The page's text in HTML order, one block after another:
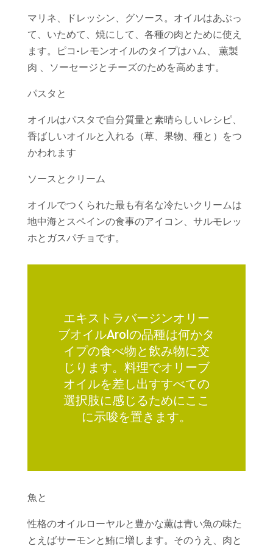
マリネ、ドレッシン、グソース。オイルはあぶっ
て、いためて、焼にして、各種の肉とために使え
ます。ピコ‐レモンオイルのタイプはハム、 薫製
肉 、ソーセージとチーズのためを高めます。
パスタと
オイルはパスタで自分質量と素晴らしいレシピ、
香ばしいオイルと入れる（草、果物、種と）をつ
かわれます
ソースとクリーム
オイルでつくられた最も有名な冷たいクリームは
地中海とスペインの食事のアイコン、サルモレッ
ホとガスパチョです。
エキストラバージンオリー
ブオイルArolの品種は何かタ
イプの食べ物と飲み物に交
じります。料理でオリーブ
オイルを差し出すすべての
選択肢に感じるためにここ
に示唆を置きます。
魚と
性格のオイルローヤルと豊かな薫は青い魚の味た
とえばサーモンと鮪に増します。そのうえ、肉と